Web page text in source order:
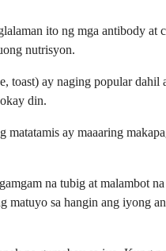
ito ng mga antibody at
nutrisyon.
toast) ay naging popular
din.
ay maaaring
na tubig at malambot
matuyo sa hangin ang iyong